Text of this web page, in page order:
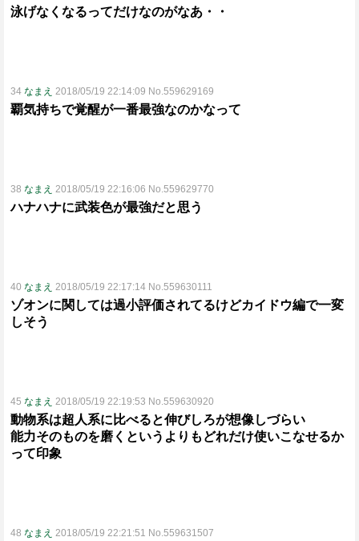
泳げなくなるってだけなのがなあ・・
34 なまえ 2018/05/19 22:14:09 No.559629169
覇気持ちで覚醒が一番最強なのかなって
38 なまえ 2018/05/19 22:16:06 No.559629770
ハナハナに武装色が最強だと思う
40 なまえ 2018/05/19 22:17:14 No.559630111
ゾオンに関しては過小評価されてるけどカイドウ編で一変
しそう
45 なまえ 2018/05/19 22:19:53 No.559630920
動物系は超人系に比べると伸びしろが想像しづらい
能力そのものを磨くというよりもどれだけ使いこなせるか
って印象
48 なまえ 2018/05/19 22:21:51 No.559631507